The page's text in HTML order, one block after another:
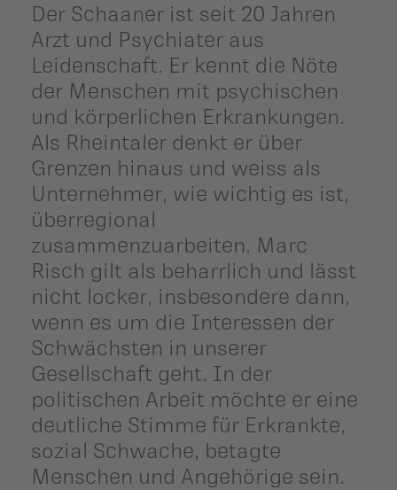
Der Schaaner ist seit 20 Jahren
Arzt und Psychiater aus
Leidenschaft. Er kennt die Nöte
der Menschen mit psychischen
und körperlichen Erkrankungen.
Als Rheintaler denkt er über
Grenzen hinaus und weiss als
Unternehmer, wie wichtig es ist,
überregional
zusammenzuarbeiten. Marc
Risch gilt als beharrlich und lässt
nicht locker, insbesondere dann,
wenn es um die Interessen der
Schwächsten in unserer
Gesellschaft geht. In der
politischen Arbeit möchte er eine
deutliche Stimme für Erkrankte,
sozial Schwache, betagte
Menschen und Angehörige sein.